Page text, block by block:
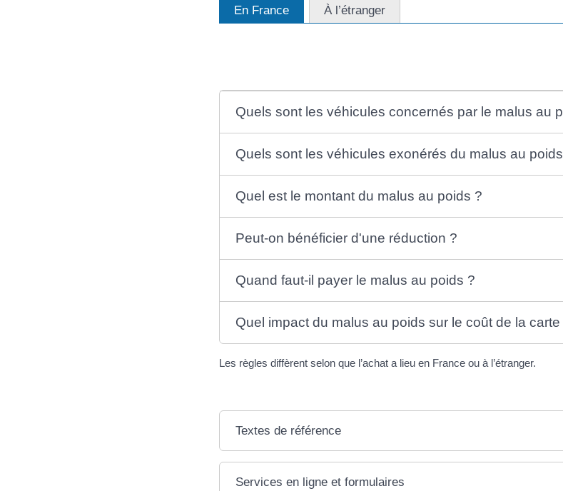
En France À l’étranger
Quels sont les véhicules concernés par le malus au
Quels sont les véhicules exonérés du malus au
Quel est le montant du malus au poids ?
Peut-on bénéficier d'une réduction ?
Quand faut-il payer le malus au poids ?
Quel impact du malus au poids sur le coût de la carte
Les règles diffèrent selon que l’achat a lieu en France ou à l’étranger.
Textes de référence
Services en ligne et formulaires